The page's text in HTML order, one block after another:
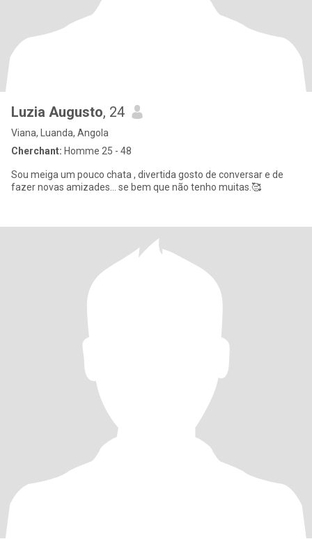
Luzia Augusto, 24
Viana, Luanda, Angola
Cherchant: Homme 25 - 48
Sou meiga um pouco chata , divertida gosto de conversar e de
fazer novas amizades... se bem que não tenho muitas.🥰